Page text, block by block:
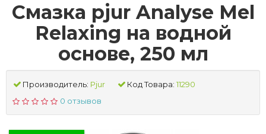
Смазка pjur Analyse Mel
Relaxing на водной
основе, 250 мл
Производитель: Pjur Код Товара: 11290
0 отзывов